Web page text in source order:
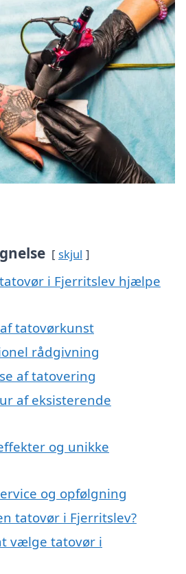
skjul
i Fjerritslev hjælpe
tatovørkunst
rådgivning
af tatovering
af eksisterende
og unikke
og opfølgning
tatovør i Fjerritslev?
vælge tatovør i